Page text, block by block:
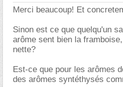
Merci beaucoup! Et
Sinon est ce que quelqu'un
arôme sent bien la
nette?
Est-ce que pour les arômes
des arômes syntéthysés